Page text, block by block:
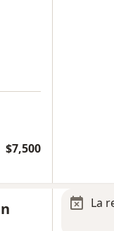
$7,500
La